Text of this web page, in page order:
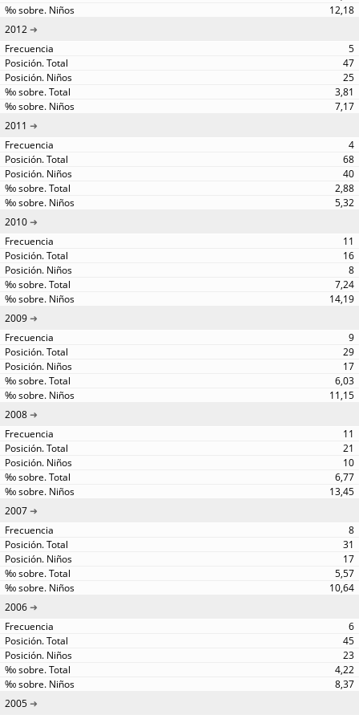
12,18
2012
5
47
25
3,81
7,17
2011
4
68
40
2,88
5,32
2010
11
16
8
7,24
14,19
2009
9
29
17
6,03
11,15
2008
11
21
10
6,77
13,45
2007
8
31
17
5,57
10,64
2006
6
45
23
4,22
8,37
2005